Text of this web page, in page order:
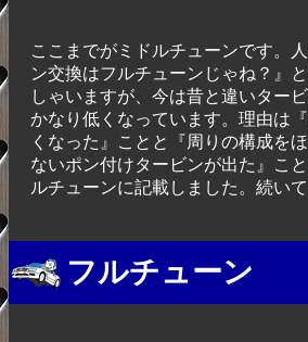
ここまでがミドルチューンです。
ン交換はフルチューンじゃね？』
しゃいますが、今は昔と違いター
かなり低くなっています。理由は
くなった』ことと『周りの構成を
ないポン付けタービンが出た』こ
ルチューンに記載しました。続い
フルチューン